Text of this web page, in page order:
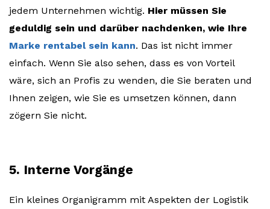
jedem Unternehmen wichtig. Hier müssen Sie
geduldig sein und darüber nachdenken, wie Ihre
Marke rentabel sein kann. Das ist nicht immer
einfach. Wenn Sie also sehen, dass es von Vorteil
wäre, sich an Profis zu wenden, die Sie beraten und
Ihnen zeigen, wie Sie es umsetzen können, dann
zögern Sie nicht.
5. Interne Vorgänge
Ein kleines Organigramm mit Aspekten der Logistik